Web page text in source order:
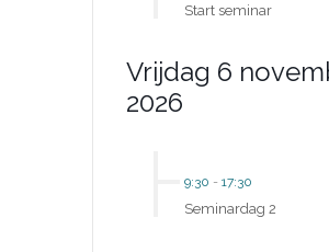
Start seminar
Vrijdag 6
2026
9:30 - 17:30
Seminardag 2